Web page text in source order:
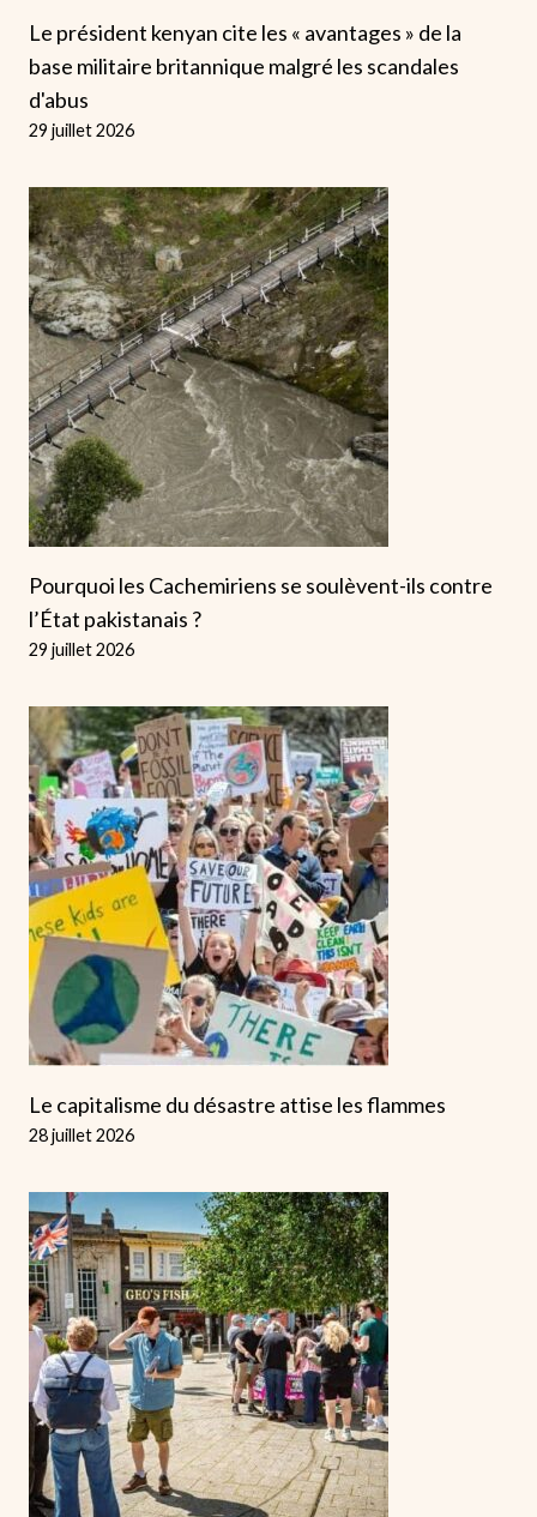
Le président kenyan cite les « avantages » de la
base militaire britannique malgré les scandales
d'abus
29 juillet 2026
Pourquoi les Cachemiriens se soulèvent-ils contre
l’État pakistanais ?
29 juillet 2026
Le capitalisme du désastre attise les flammes
28 juillet 2026